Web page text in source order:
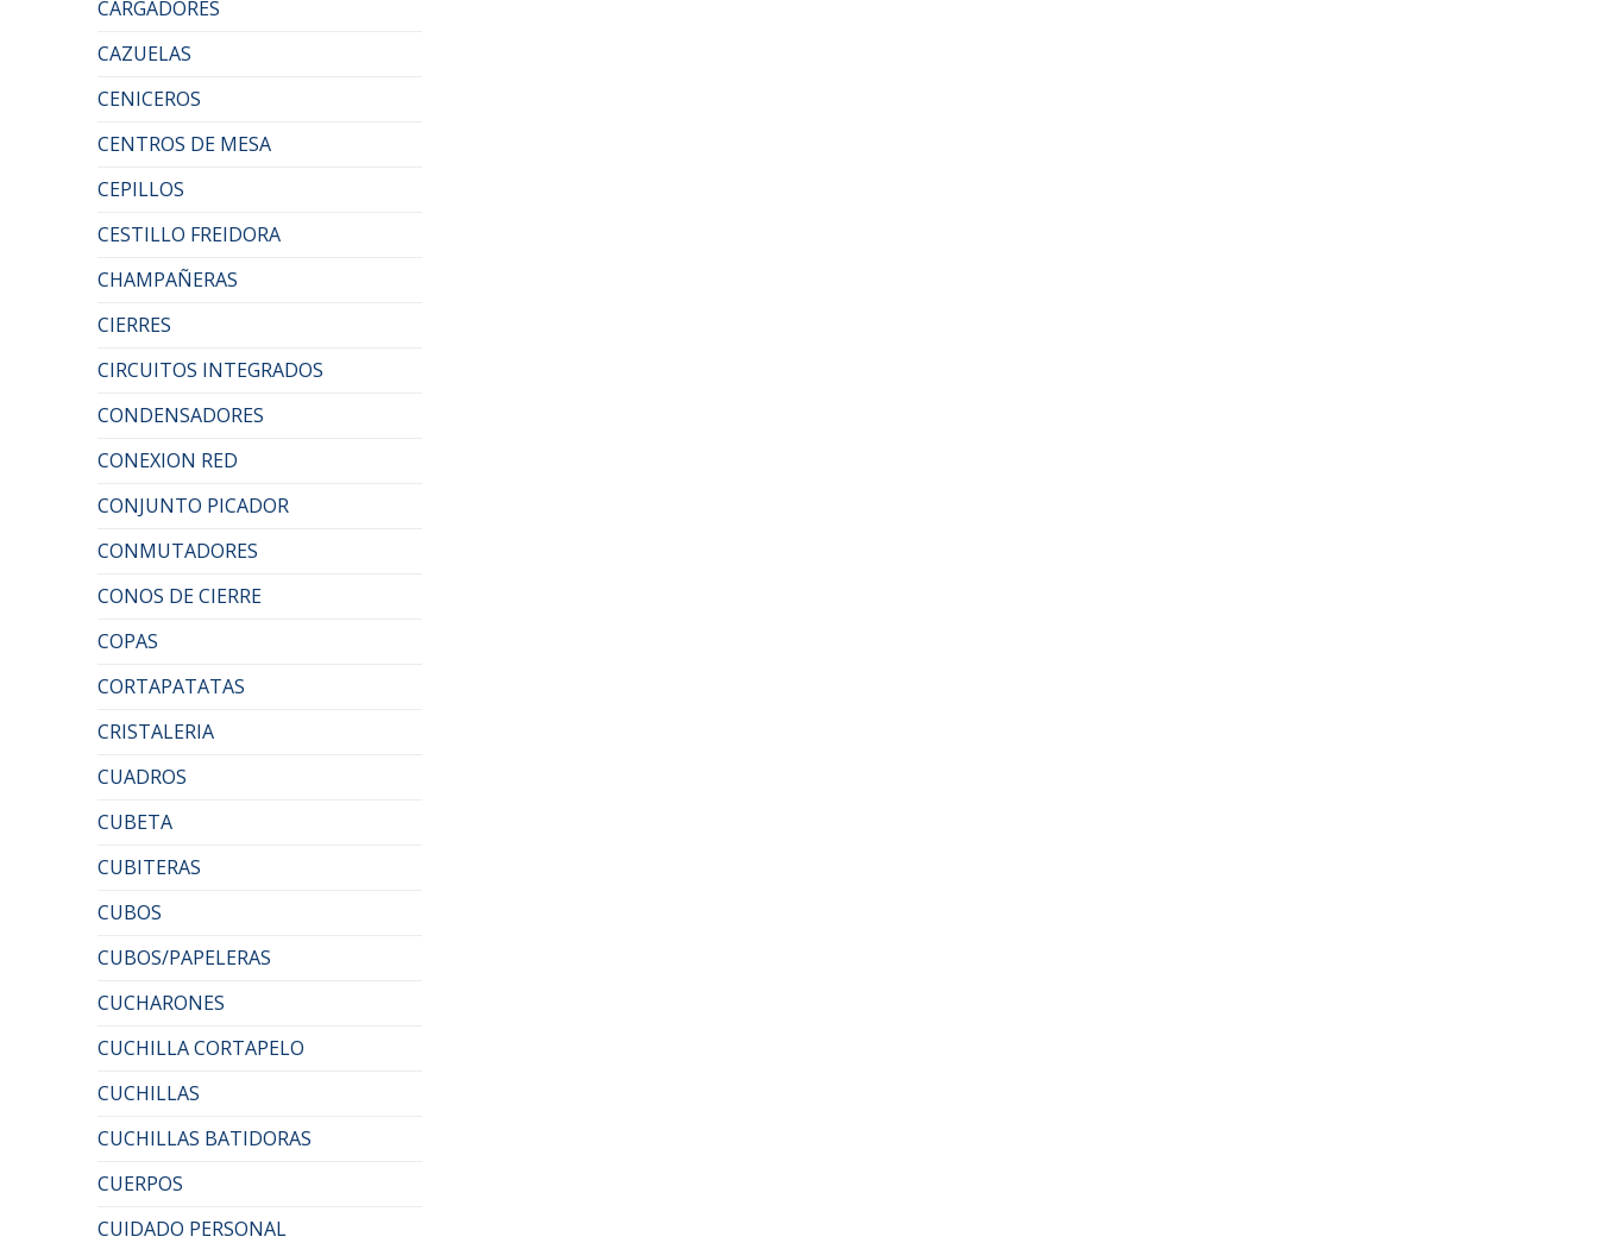
CARGADORES
CAZUELAS
CENICEROS
CENTROS DE MESA
CEPILLOS
CESTILLO FREIDORA
CHAMPAÑERAS
CIERRES
CIRCUITOS INTEGRADOS
CONDENSADORES
CONEXION RED
CONJUNTO PICADOR
CONMUTADORES
CONOS DE CIERRE
COPAS
CORTAPATATAS
CRISTALERIA
CUADROS
CUBETA
CUBITERAS
CUBOS
CUBOS/PAPELERAS
CUCHARONES
CUCHILLA CORTAPELO
CUCHILLAS
CUCHILLAS BATIDORAS
CUERPOS
CUIDADO PERSONAL